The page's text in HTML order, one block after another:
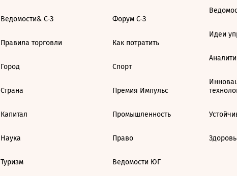
Ведомости& С-З
Правила торговли
Город
Страна
Капитал
Наука
Туризм
Форум С-З
Как потратить
Спорт
Премия Импульс
Промышленность
Право
Ведомости ЮГ
Идеи